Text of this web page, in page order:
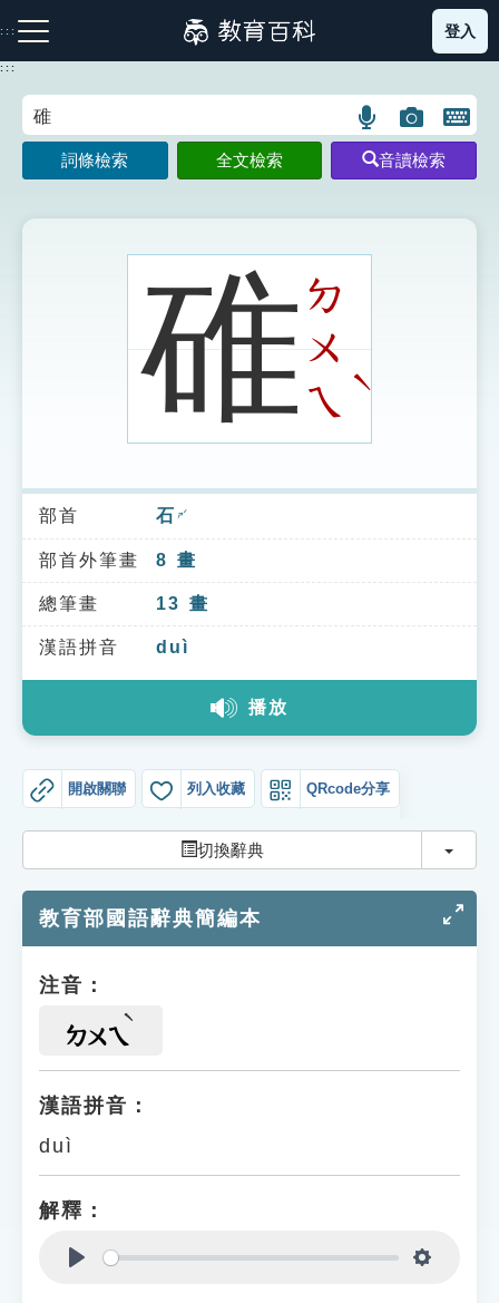
到
主
:::
注音索引圖示 筆畫索引圖示 部首索引表圖示
索引選單
知識索引
單字索引
生命大百科索引
教學應用
貓頭鷹博士
登入
:::
語
言
搜
示
圖
片
搜
開
鍵
圖
詞條檢索 全文檢索 音讀檢索
碓ㄉ
ㄨ
ㄟ
ˋ
部首 石 ㄕˊ
部首外筆畫 8 畫
總筆畫 13 畫
漢語拼音 duì
播放
開啟關聯 列入收藏 QRcode分享
切換辭典 切換
教育部國語辭典簡編本
注音：
ㄉㄨㄟ
漢語拼音：
duì
解釋：